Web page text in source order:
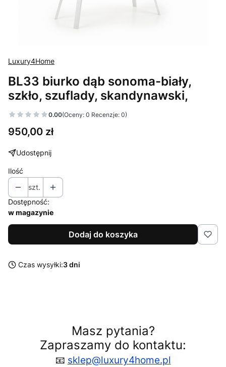
Luxury4Home
BL33 biurko dąb sonoma-biały,
szkło, szuflady, skandynawski,
0.00(Oceny: 0 Recenzje: 0)
Cena
950,00 zł
Udostępnij
Ilość
szt.
Dostępność:
w magazynie
Dodaj do koszyka
Czas wysyłki:3 dni
Masz pytania?
Zapraszamy do kontaktu:
📧 sklep@luxury4home.pl